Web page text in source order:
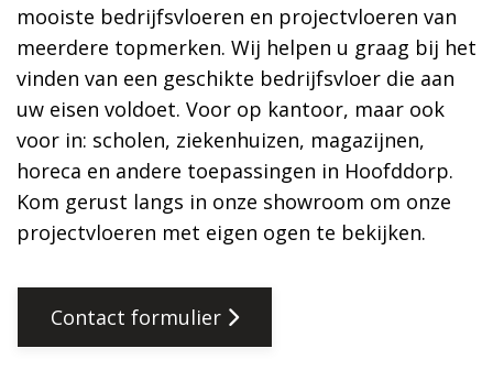
mooiste bedrijfsvloeren en projectvloeren van
meerdere topmerken. Wij helpen u graag bij het
vinden van een geschikte bedrijfsvloer die aan
uw eisen voldoet. Voor op kantoor, maar ook
voor in: scholen, ziekenhuizen, magazijnen,
horeca en andere toepassingen in Hoofddorp.
Kom gerust langs in onze showroom om onze
projectvloeren met eigen ogen te bekijken.
Contact formulier